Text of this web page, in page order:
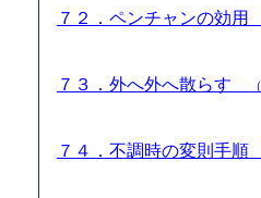
７２．ペンチャンの効用
７３．外へ外へ散らす
７４．不調時の変則手順